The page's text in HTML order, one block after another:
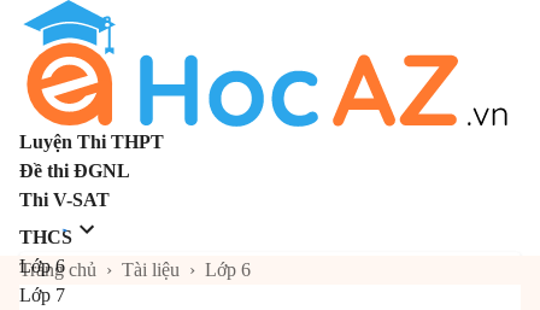
Luyện Thi THPT
Đề thi ĐGNL
Thi V-SAT
THCS
Lớp 6
Lớp 7
Trang chủ › Tài liệu › Lớp 6